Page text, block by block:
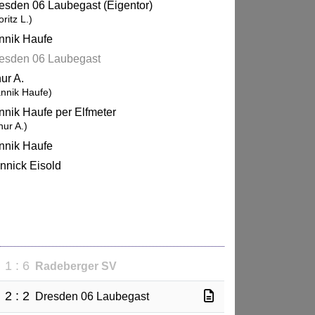
06 Laubegast (Eigentor)
L.)
Haufe
06 Laubegast
A.
Haufe)
Haufe per Elfmeter
A.)
Haufe
Eisold
1 : 6 Radeberger SV
2 : 2 Dresden 06 Laubegast